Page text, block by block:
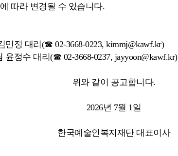
따라 변경될 수 있습니다.
정 대리(☎ 02-3668-0223, kimmj@kawf.kr)
정수 대리(☎ 02-3668-0237, jayyoon@kawf.kr)
위와 같이 공고합니다.
2026년 7월 1일
한국예술인복지재단 대표이사